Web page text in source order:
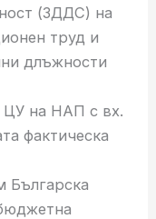
(ЗДДС) на
труд и
длъжности
ЦУ на НАП с вх.
фактическа
Българска